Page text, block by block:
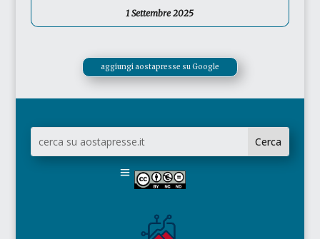
1 Settembre 2025
aggiungi aostapresse su Google